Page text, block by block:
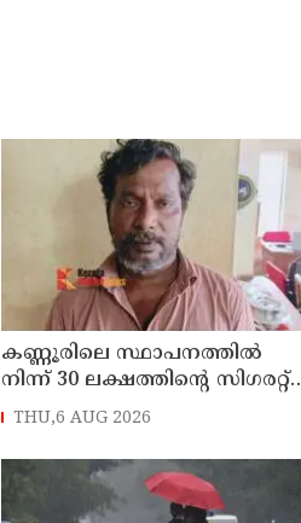
കണ്ണൂരിലെ സ്ഥാപനത്തിൽ
നിന്ന് 30 ലക്ഷത്തിന്റെ സിഗരറ്റ്
മോഷണം: തമിഴ്‌നാട്
തെങ്കാശിയിൽ പിടിയിൽ
THU,6 AUG 2026